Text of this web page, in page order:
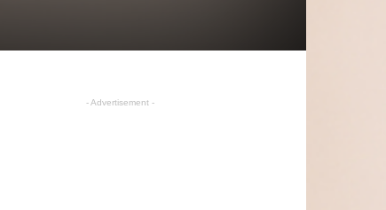
- Advertisement -